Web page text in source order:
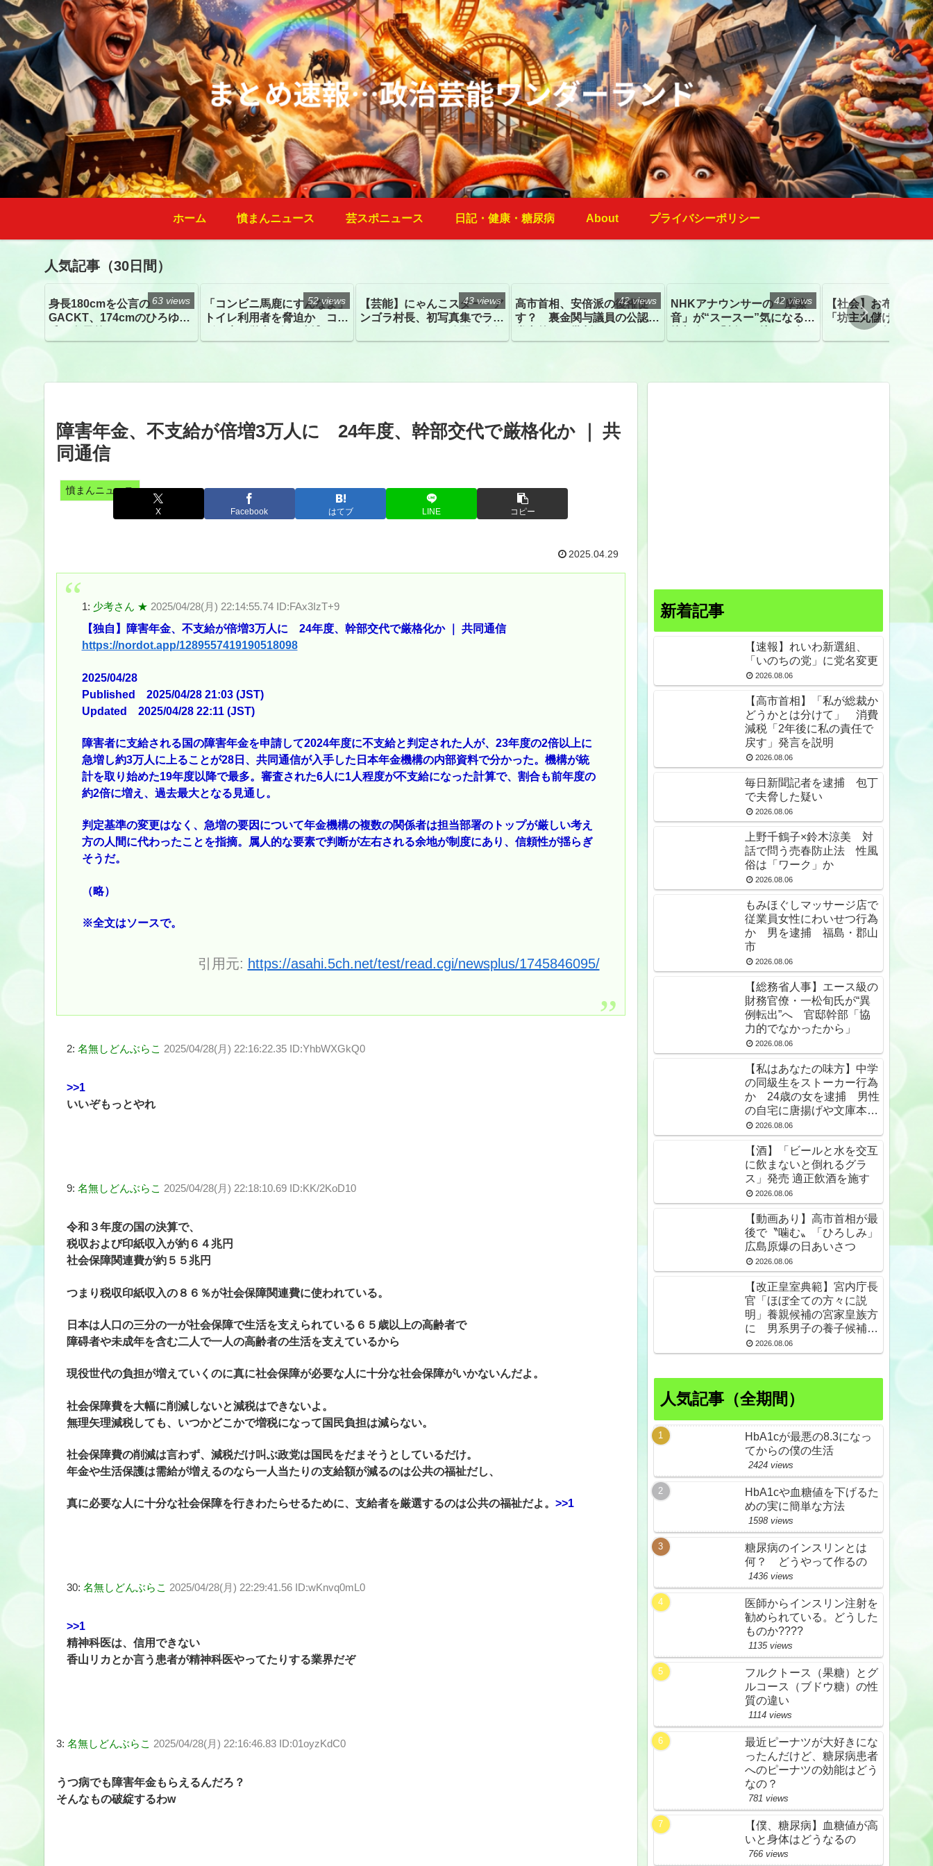
ホーム 憤まんニュース 芸スポニュース 日記・健康・糖尿病 About プライバシーポリシー
人気記事（30日間）
身長180cmを公言の
GACKT、174cmのひろゆき
トざわつき イベントでの写
63 views
「コンビニ馬鹿にすんなよ」
トイレ利用者を脅迫か コン
52 views
【芸能】にゃんこスター・ア
ンゴラ村長、初写真集でラン
はデジタル写真集が異例の大
43 views
高市首相、安倍派の復権促
す？ 裏金関与議員の公認、
42 views
NHKアナウンサーの「摩擦
音」が“スースー”気になる指
聴こえる。聴きづらい」
42 views
【社会】お布施、戒
「坊主丸儲け」は
ほとんどが年収３０
下「地方の寺の僧侶
障害年金、不支給が倍増3万人に 24年度、幹部交代で厳格化か ｜ 共
同通信
憤まんニュース
X Facebook はてブ LINE コピー
2025.04.29
1: 少考さん ★ 2025/04/28(月) 22:14:55.74 ID:FAx3IzT+9
【独自】障害年金、不支給が倍増3万人に 24年度、幹部交代で厳格化か ｜ 共同通信
https://nordot.app/1289557419190518098
2025/04/28
Published 2025/04/28 21:03 (JST)
Updated 2025/04/28 22:11 (JST)
障害者に支給される国の障害年金を申請して2024年度に不支給と判定された人が、23年度の2倍以上に
急増し約3万人に上ることが28日、共同通信が入手した日本年金機構の内部資料で分かった。機構が統
計を取り始めた19年度以降で最多。審査された6人に1人程度が不支給になった計算で、割合も前年度の
約2倍に増え、過去最大となる見通し。
判定基準の変更はなく、急増の要因について年金機構の複数の関係者は担当部署のトップが厳しい考え
方の人間に代わったことを指摘。属人的な要素で判断が左右される余地が制度にあり、信頼性が揺らぎ
そうだ。
（略）
※全文はソースで。
引用元: https://asahi.5ch.net/test/read.cgi/newsplus/1745846095/
2: 名無しどんぶらこ 2025/04/28(月) 22:16:22.35 ID:YhbWXGkQ0
>>1
いいぞもっとやれ
9: 名無しどんぶらこ 2025/04/28(月) 22:18:10.69 ID:KK/2KoD10
令和３年度の国の決算で、
税収および印紙収入が約６４兆円
社会保障関連費が約５５兆円
つまり税収印紙収入の８６％が社会保障関連費に使われている。
日本は人口の三分の一が社会保障で生活を支えられている６５歳以上の高齢者で
障碍者や未成年を含む二人で一人の高齢者の生活を支えているから
現役世代の負担が増えていくのに真に社会保障が必要な人に十分な社会保障がいかないんだよ。
社会保障費を大幅に削減しないと減税はできないよ。
無理矢理減税しても、いつかどこかで増税になって国民負担は減らない。
社会保障費の削減は言わず、減税だけ叫ぶ政党は国民をだまそうとしているだけ。
年金や生活保護は需給が増えるのなら一人当たりの支給額が減るのは公共の福祉だし、
真に必要な人に十分な社会保障を行きわたらせるために、支給者を厳選するのは公共の福祉だよ。 >>1
30: 名無しどんぶらこ 2025/04/28(月) 22:29:41.56 ID:wKnvq0mL0
>>1
精神科医は、信用できない
香山リカとか言う患者が精神科医やってたりする業界だぞ
3: 名無しどんぶらこ 2025/04/28(月) 22:16:46.83 ID:01oyzKdC0
うつ病でも障害年金もらえるんだろ？
そんなもの破綻するわw
新着記事
【速報】れいわ新選組、
「いのちの党」に党名変更
2026.08.06
【高市首相】「私が総裁か
どうかとは分けて」 消費
減税「2年後に私の責任で
戻す」発言を説明
2026.08.06
毎日新聞記者を逮捕 包丁
で夫脅した疑い
2026.08.06
上野千鶴子×鈴木涼美 対
話で問う売春防止法 性風
俗は「ワーク」か
2026.08.06
もみほぐしマッサージ店で
従業員女性にわいせつ行為
か 男を逮捕 福島・郡山
市
2026.08.06
【総務省人事】エース級の
財務官僚・一松旬氏が“異
例転出”へ 官邸幹部「協
力的でなかったから」
2026.08.06
【私はあなたの味方】中学
の同級生をストーカー行為
か 24歳の女を逮捕 男性
の自宅に唐揚げや文庫本な
ど繰り返し届ける / 兵庫県
★2
2026.08.06
【酒】「ビールと水を交互
に飲まないと倒れるグラ
ス」発売 適正飲酒を施す
2026.08.06
【動画あり】高市首相が最
後で〝噛む〟「ひろしみ」
広島原爆の日あいさつ
2026.08.06
【改正皇室典範】宮内庁長
官「ほぼ全ての方々に説
明」養親候補の宮家皇族方
に 男系男子の養子候補は
「把握せず」
2026.08.06
人気記事（全期間）
HbA1cが最悪の8.3になっ
てからの僕の生活
2424 views
HbA1cや血糖値を下げるた
めの実に簡単な方法
1598 views
糖尿病のインスリンとは
何？ どうやって作るの
1436 views
医師からインスリン注射を
勧められている。どうした
ものか????
1135 views
フルクトース（果糖）とグ
ルコース（ブドウ糖）の性
質の違い
1114 views
最近ピーナツが大好きにな
ったんだけど、糖尿病患者
へのピーナツの効能はどう
なの？
781 views
【僕、糖尿病】血糖値が高
いと身体はどうなるの
766 views